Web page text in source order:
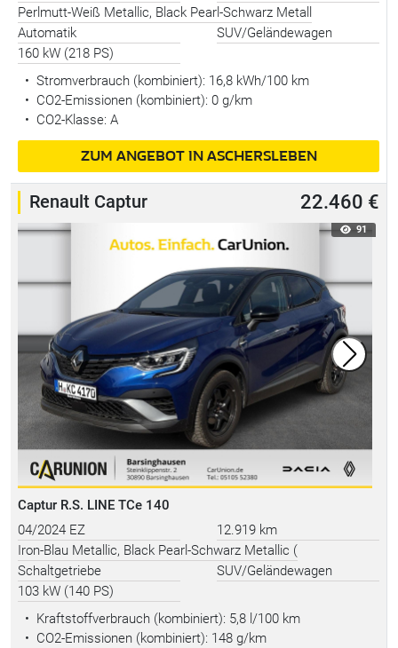
Perlmutt-Weiß Metallic, Black Pearl-Schwarz Metall
Automatik
SUV/Geländewagen
160 kW (218 PS)
• Stromverbrauch (kombiniert): 16,8 kWh/100 km
• CO2-Emissionen (kombiniert): 0 g/km
• CO2-Klasse: A
ZUM ANGEBOT IN ASCHERSLEBEN
Renault Captur 22.460 €
91
Captur R.S. LINE TCe 140
04/2024 EZ
12.919 km
Iron-Blau Metallic, Black Pearl-Schwarz Metallic (
Schaltgetriebe
SUV/Geländewagen
103 kW (140 PS)
•
Kraftstoffverbrauch (kombiniert): 5,8 l/100 km
• CO2-Emissionen (kombiniert): 148 g/km